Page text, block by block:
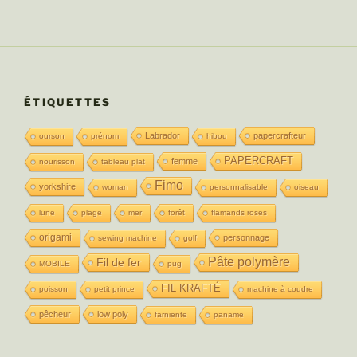
ÉTIQUETTES
ourson prénom Labrador hibou papercrafteur
nourisson tableau plat femme PAPERCRAFT
yorkshire woman Fimo personnalisable oiseau
lune plage mer forêt flamands roses
origami sewing machine golf personnage
MOBILE Fil de fer pug Pâte polymère
poisson petit prince FIL KRAFTÉ machine à coudre
pêcheur low poly farniente paname